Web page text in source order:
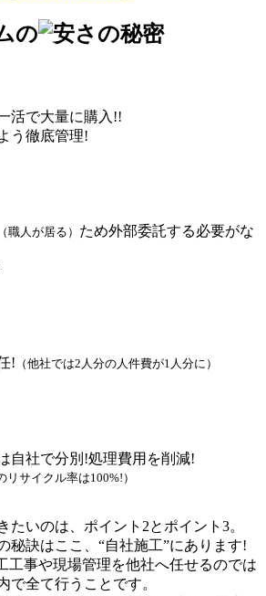
活で大量に購入!!
う徹底管理!
（職人が居る） ため外部委託する必要がな
! （他社では2人分の人件費が1人分に）
自社で分別!処理費用を削減!
リサイクル率は100%!）
たいのは、ポイント2とポイント3。
秘訣はここ、“自社施工”にあります!
工事や現場管理を他社へ任せるのでは
で全て行うことです。